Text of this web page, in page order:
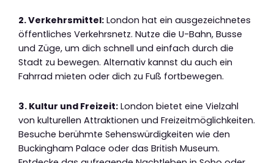
2. Verkehrsmittel: London hat ein ausgezeichnetes
öffentliches Verkehrsnetz. Nutze die U-Bahn, Busse
und Züge, um dich schnell und einfach durch die
Stadt zu bewegen. Alternativ kannst du auch ein
Fahrrad mieten oder dich zu Fuß fortbewegen.
3. Kultur und Freizeit: London bietet eine Vielzahl
von kulturellen Attraktionen und Freizeitmöglichkeiten.
Besuche berühmte Sehenswürdigkeiten wie den
Buckingham Palace oder das British Museum.